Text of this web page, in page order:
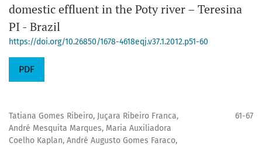
domestic effluent in the Poty river – Teresina
PI - Brazil
https://doi.org/10.26850/1678-4618eqj.v37.1.2012.p51-60
PDF
Tatiana Gomes Ribeiro, Juçara Ribeiro Franca,
André Mesquita Marques, Maria Auxiliadora
Coelho Kaplan, André Augusto Gomes Faraco,
61-67